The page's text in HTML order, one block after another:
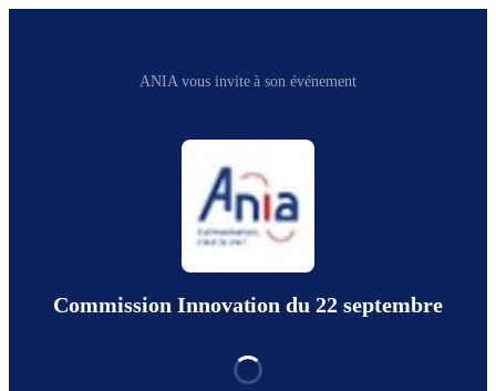
ANIA vous invite à son événement
Commission Innovation du 22 septembre